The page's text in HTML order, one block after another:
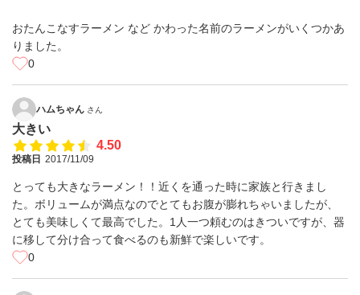
おたんこなすラーメン など かわった名前のラーメンがいくつかあ
りました。
0
ハムちゃん さん
大きい
4.50
投稿日 2017/11/09
とっても大きなラーメン！！近くを通った時に家族と行きまし
た。ボリュームが満点なのでとてもお腹が膨れちゃいましたが、
とても美味しくて最高でした。1人一つ頼むのはきついですが、器
に移して分け合って食べるのも新鮮で楽しいです。
0